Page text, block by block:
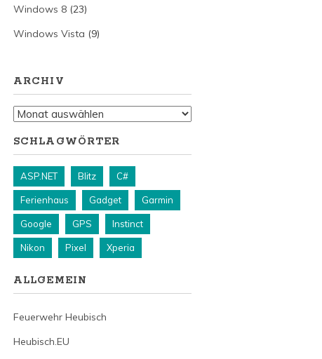
Windows 8(23)
Windows Vista (9)
ARCHIV
Archiv
SCHLAGWÖRTER
ASP.NET Blitz C#
Ferienhaus Gadget Garmin
Google GPS Instinct
Nikon Pixel Xperia
ALLGEMEIN
Feuerwehr Heubisch
Heubisch.EU